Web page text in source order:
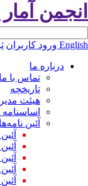
آمار
ورود کاربران
درباره ما
تماس با ما
تاریخچه
هیئت مدیره
اساسنامه
آئین نامه‌ها